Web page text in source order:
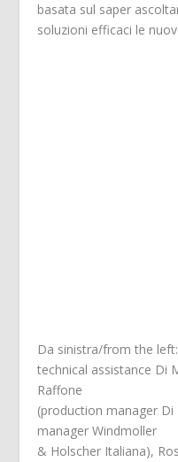
basata sul saper
soluzioni efficaci le
Da sinistra/from the
technical assistance Di
Raffone
(production manager
manager Windmoller
& Holscher Italiana),